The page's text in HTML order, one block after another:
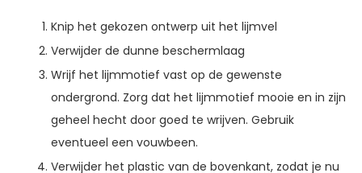
Knip het gekozen ontwerp uit het lijmvel
Verwijder de dunne beschermlaag
Wrijf het lijmmotief vast op de gewenste
ondergrond. Zorg dat het lijmmotief mooie en in zijn
geheel hecht door goed te wrijven. Gebruik
eventueel een vouwbeen.
Verwijder het plastic van de bovenkant, zodat je nu